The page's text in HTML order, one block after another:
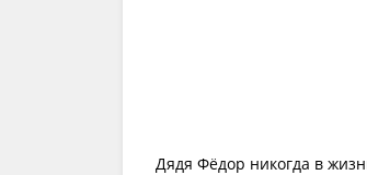
Дядя Фёдор никогда в